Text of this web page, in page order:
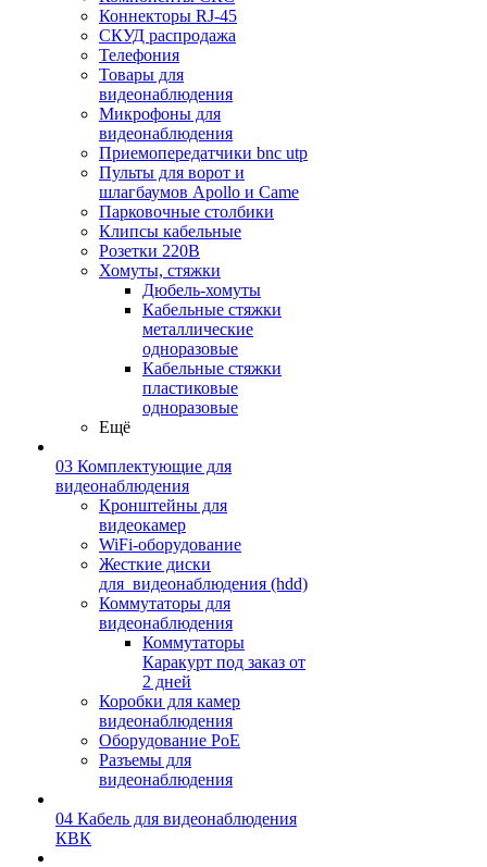
Коннекторы RJ-45
СКУД распродажа
Телефония
Товары для
видеонаблюдения
Микрофоны для
видеонаблюдения
Приемопередатчики bnc utp
Пульты для ворот и
шлагбаумов Apollo и Came
Парковочные столбики
Клипсы кабельные
Розетки 220В
Хомуты, стяжки
Дюбель-хомуты
Кабельные стяжки
металлические
одноразовые
Кабельные стяжки
пластиковые
одноразовые
Ещё
03 Комплектующие для
видеонаблюдения
Кронштейны для
видеокамер
WiFi-оборудование
Жесткие диски
для_видеонаблюдения (hdd)
Коммутаторы для
видеонаблюдения
Коммутаторы
Каракурт под заказ от
2 дней
Коробки для камер
видеонаблюдения
Оборудование PoE
Разъемы для
видеонаблюдения
04 Кабель для видеонаблюдения
КВК